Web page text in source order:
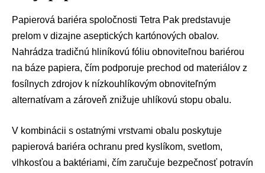
Papierová bariéra spoločnosti Tetra Pak predstavuje
prelom v dizajne aseptických kartónových obalov.
Nahrádza tradičnú hliníkovú fóliu obnoviteľnou bariérou
na báze papiera, čím podporuje prechod od materiálov z
fosílnych zdrojov k nízkouhlíkovým obnoviteľným
alternatívam a zároveň znižuje uhlíkovú stopu obalu.
V kombinácii s ostatnými vrstvami obalu poskytuje
papierová bariéra ochranu pred kyslíkom, svetlom,
vlhkosťou a baktériami, čím zaručuje bezpečnosť potravín